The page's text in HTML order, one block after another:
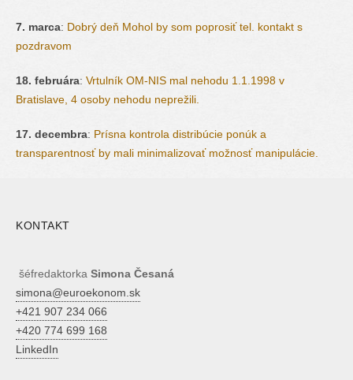
7. marca: Dobrý deň Mohol by som poprosiť tel. kontakt s
pozdravom
18. februára: Vrtulník OM-NIS mal nehodu 1.1.1998 v
Bratislave, 4 osoby nehodu neprežili.
17. decembra: Prísna kontrola distribúcie ponúk a
transparentnosť by mali minimalizovať možnosť manipulácie.
KONTAKT
šéfredaktorka Simona Česaná
simona@euroekonom.sk
+421 907 234 066
+420 774 699 168
LinkedIn